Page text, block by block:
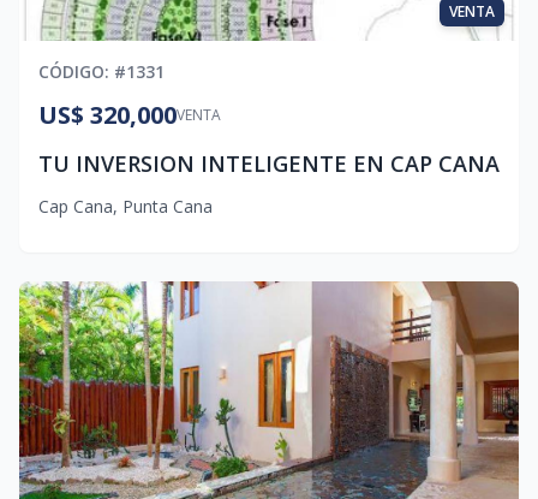
VENTA
CÓDIGO: #1331
VENTA
US$ 320,000
TU INVERSION INTELIGENTE EN CAP CANA
Cap Cana, Punta Cana